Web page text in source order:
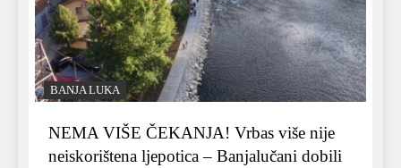
BANJA LUKA
NEMA VIŠE ČEKANJA! Vrbas više nije
neiskorištena ljepotica – Banjalučani dobili